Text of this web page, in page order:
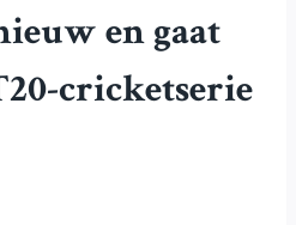
en gaat
cricketserie